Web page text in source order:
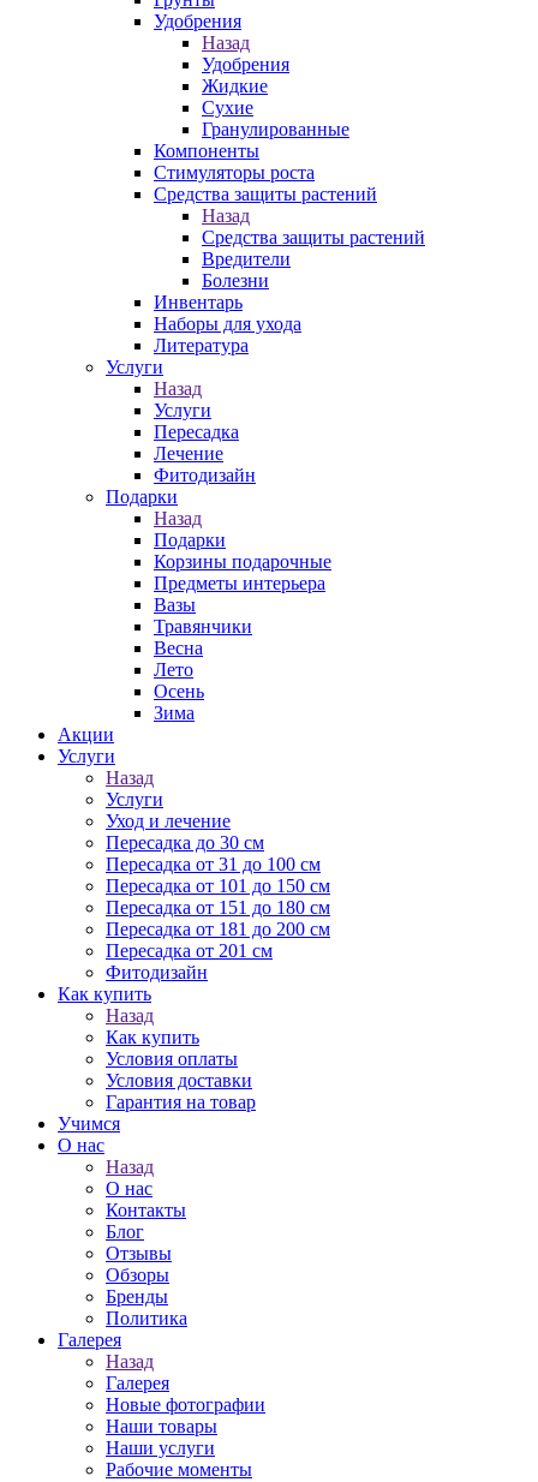
Удобрения
Назад
Удобрения
Жидкие
Сухие
Гранулированные
Компоненты
Стимуляторы роста
Средства защиты растений
Назад
Средства защиты растений
Вредители
Болезни
Инвентарь
Наборы для ухода
Литература
Услуги
Назад
Услуги
Пересадка
Лечение
Фитодизайн
Подарки
Назад
Подарки
Корзины подарочные
Предметы интерьера
Вазы
Травянчики
Весна
Лето
Осень
Зима
Акции
Услуги
Назад
Услуги
Уход и лечение
Пересадка до 30 см
Пересадка от 31 до 100 см
Пересадка от 101 до 150 см
Пересадка от 151 до 180 см
Пересадка от 181 до 200 см
Пересадка от 201 см
Фитодизайн
Как купить
Назад
Как купить
Условия оплаты
Условия доставки
Гарантия на товар
Учимся
О нас
Назад
О нас
Контакты
Блог
Отзывы
Обзоры
Бренды
Политика
Галерея
Назад
Галерея
Новые фотографии
Наши товары
Наши услуги
Рабочие моменты